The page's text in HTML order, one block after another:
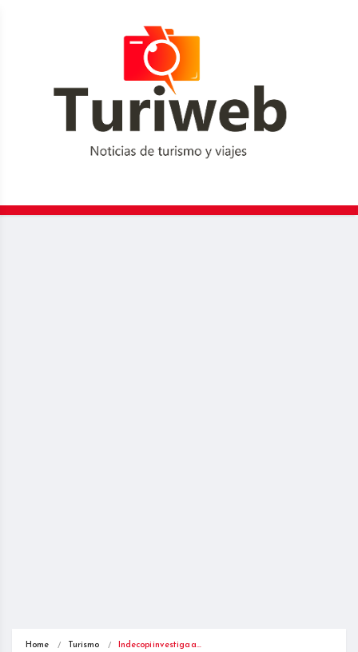
Home Turismo Indecopi investiga a…